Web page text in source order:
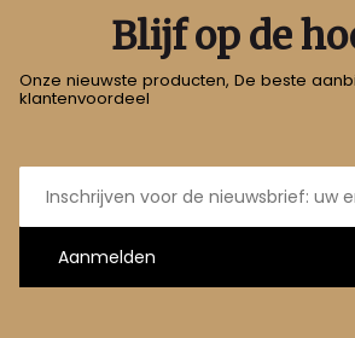
Blijf op de
Onze nieuwste producten, De beste
klantenvoordeel
E-
mailadres
Aanmelden